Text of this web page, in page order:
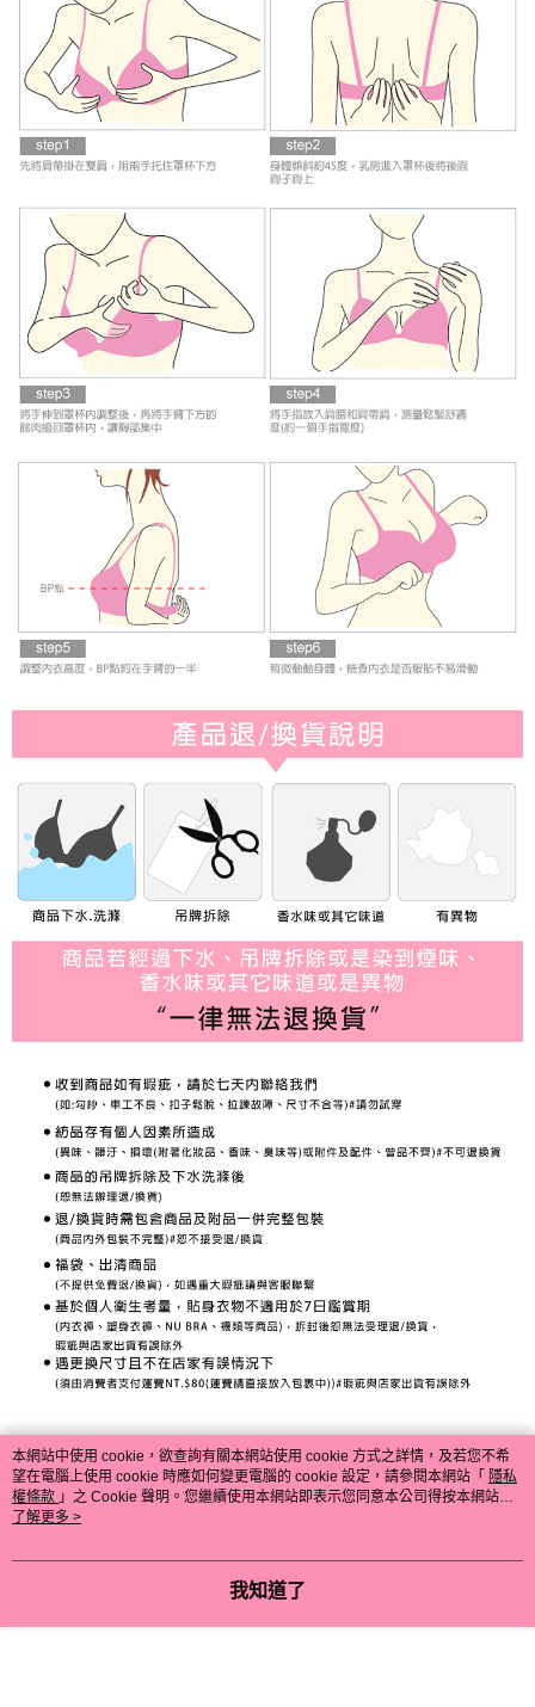
本網站中使用 cookie，欲查詢有關本網站使用 cookie 方式之詳情，及若您不希
望在電腦上使用 cookie 時應如何變更電腦的 cookie 設定，請參閱本網站「 隱私
權條款 」之 Cookie 聲明。您繼續使用本網站即表示您同意本公司得按本網站使
用條款之 Cookie 聲明使用 cookie。
了解更多 >
我知道了